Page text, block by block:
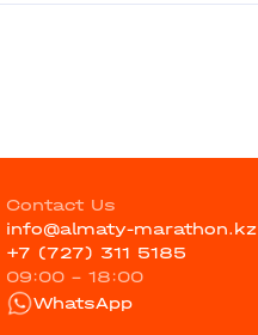
Contact Us
info@almaty-marathon.kz
+7 (727) 311 5185
09:00 - 18:00
WhatsApp